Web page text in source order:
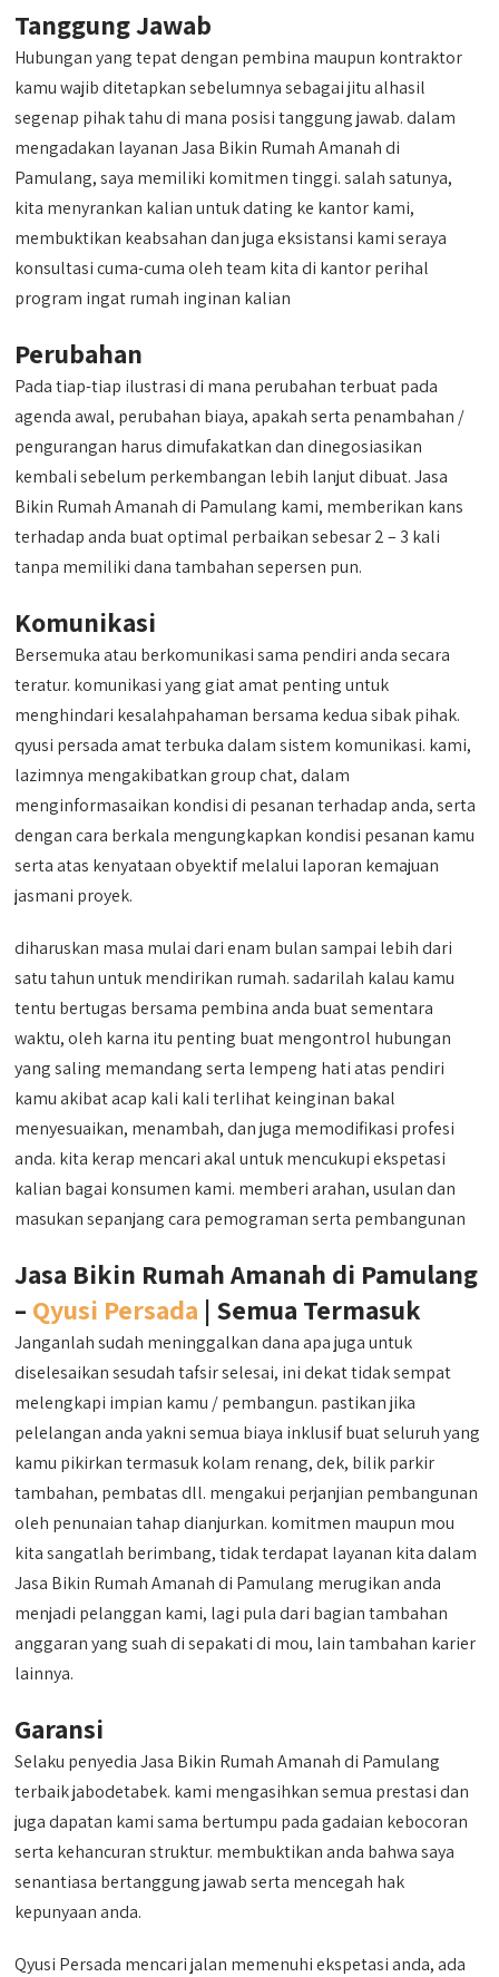
Tanggung Jawab
Hubungan yang tepat dengan pembina maupun kontraktor
kamu wajib ditetapkan sebelumnya sebagai jitu alhasil
segenap pihak tahu di mana posisi tanggung jawab. dalam
mengadakan layanan Jasa Bikin Rumah Amanah di
Pamulang, saya memiliki komitmen tinggi. salah satunya,
kita menyrankan kalian untuk dating ke kantor kami,
membuktikan keabsahan dan juga eksistansi kami seraya
konsultasi cuma-cuma oleh team kita di kantor perihal
program ingat rumah inginan kalian
Perubahan
Pada tiap-tiap ilustrasi di mana perubahan terbuat pada
agenda awal, perubahan biaya, apakah serta penambahan /
pengurangan harus dimufakatkan dan dinegosiasikan
kembali sebelum perkembangan lebih lanjut dibuat. Jasa
Bikin Rumah Amanah di Pamulang kami, memberikan kans
terhadap anda buat optimal perbaikan sebesar 2 – 3 kali
tanpa memiliki dana tambahan sepersen pun.
Komunikasi
Bersemuka atau berkomunikasi sama pendiri anda secara
teratur. komunikasi yang giat amat penting untuk
menghindari kesalahpahaman bersama kedua sibak pihak.
qyusi persada amat terbuka dalam sistem komunikasi. kami,
lazimnya mengakibatkan group chat, dalam
menginformasaikan kondisi di pesanan terhadap anda, serta
dengan cara berkala mengungkapkan kondisi pesanan kamu
serta atas kenyataan obyektif melalui laporan kemajuan
jasmani proyek.
diharuskan masa mulai dari enam bulan sampai lebih dari
satu tahun untuk mendirikan rumah. sadarilah kalau kamu
tentu bertugas bersama pembina anda buat sementara
waktu, oleh karna itu penting buat mengontrol hubungan
yang saling memandang serta lempeng hati atas pendiri
kamu akibat acap kali kali terlihat keinginan bakal
menyesuaikan, menambah, dan juga memodifikasi profesi
anda. kita kerap mencari akal untuk mencukupi ekspetasi
kalian bagai konsumen kami. memberi arahan, usulan dan
masukan sepanjang cara pemograman serta pembangunan
Jasa Bikin Rumah Amanah di Pamulang
– Qyusi Persada | Semua Termasuk
Janganlah sudah meninggalkan dana apa juga untuk
diselesaikan sesudah tafsir selesai, ini dekat tidak sempat
melengkapi impian kamu / pembangun. pastikan jika
pelelangan anda yakni semua biaya inklusif buat seluruh yang
kamu pikirkan termasuk kolam renang, dek, bilik parkir
tambahan, pembatas dll. mengakui perjanjian pembangunan
oleh penunaian tahap dianjurkan. komitmen maupun mou
kita sangatlah berimbang, tidak terdapat layanan kita dalam
Jasa Bikin Rumah Amanah di Pamulang merugikan anda
menjadi pelanggan kami, lagi pula dari bagian tambahan
anggaran yang suah di sepakati di mou, lain tambahan karier
lainnya.
Garansi
Selaku penyedia Jasa Bikin Rumah Amanah di Pamulang
terbaik jabodetabek. kami mengasihkan semua prestasi dan
juga dapatan kami sama bertumpu pada gadaian kebocoran
serta kehancuran struktur. membuktikan anda bahwa saya
senantiasa bertanggung jawab serta mencegah hak
kepunyaan anda.
Qyusi Persada mencari jalan memenuhi ekspetasi anda, ada